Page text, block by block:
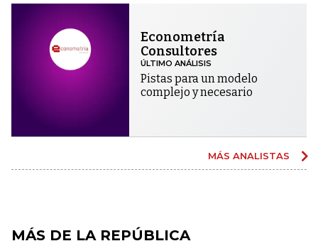
Econometría
Consultores
ÚLTIMO ANÁLISIS
Pistas para un modelo
complejo y necesario
MÁS ANALISTAS
MÁS DE LA REPÚBLICA